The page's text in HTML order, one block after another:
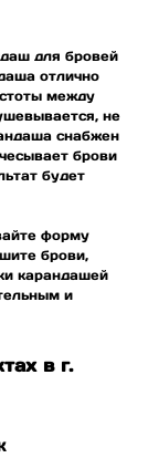
для бровей
отлично
между
не
снабжен
брови
будет
форму
брови,
карандашей
и
в г.